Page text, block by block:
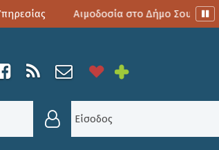
Αιμοδοσία στο Δήμο Σουλίου
ΚΥΨΕΛΏΝ
Είσοδος